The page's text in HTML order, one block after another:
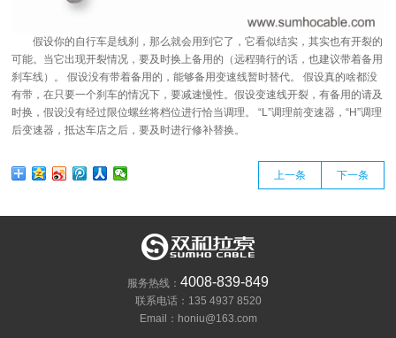
假设你的自行车是线刹，那么就会用到它了，它看似结实，其实也有开裂的
可能。当它出现开裂情况，要及时换上备用的（远程骑行的话，也建议带着备用
刹车线）。 假设没有带着备用的，能够备用变速线暂时替代。 假设真的啥都没
有带，在只要一个刹车的情况下，要减速慢性。假设变速线开裂，有备用的请及
时换，假设没有经过限位螺丝将档位进行恰当调理。 “L”调理前变速器，“H”调理
后变速器，抵达车店之后，要及时进行修补替换。
上一条 下一条
服务热线： 4008-839-849
联系电话：135 4937 8520
Email：honiu@163.com